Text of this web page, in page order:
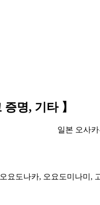
명, 기타 】
일본 오사
요도나카, 오요도미나미,